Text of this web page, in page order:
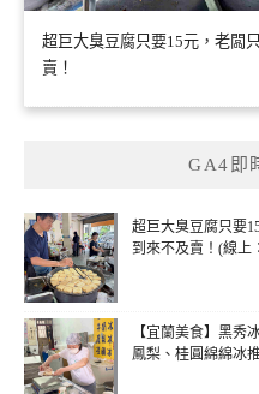
超巨大臭豆腐只要15元，老闆
賣！
GA4即
超巨大臭豆腐只要
到來不及賣！(線上
【宜蘭美食】黑秀
鳳梨、桂圓綿綿冰